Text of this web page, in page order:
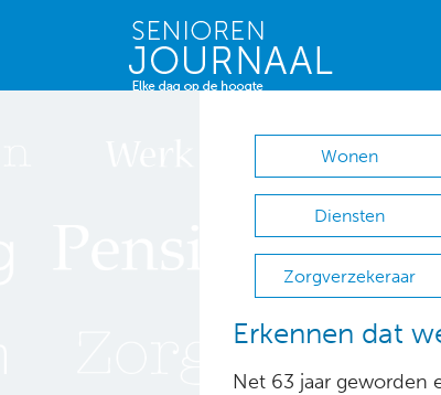
Wonen
Diensten
Zorgverzekeraar
Erkennen dat
Net 63 jaar geworden